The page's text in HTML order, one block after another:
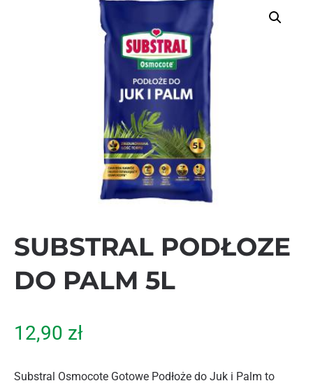
SUBSTRAL PODŁOZE
DO PALM 5L
12,90 zł
Substral Osmocote Gotowe Podłoże do Juk i Palm to